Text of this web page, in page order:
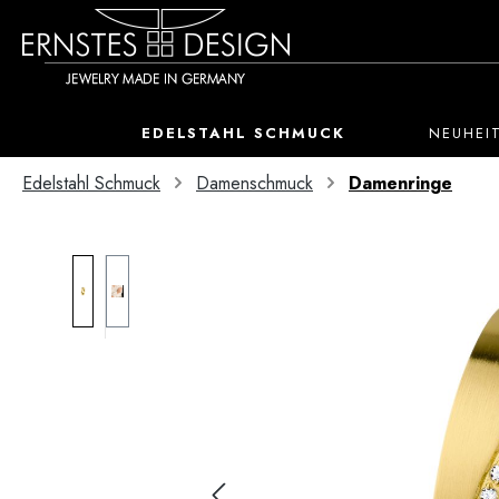
Hauptinhalt springen
Zur Suche springen
Zur Hauptnavigation springen
EDELSTAHL SCHMUCK
Edelstahl Schmuck Damenschmuck Damenringe